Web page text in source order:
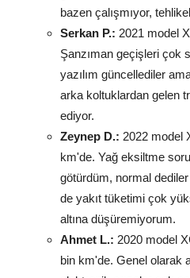
bazen çalışmıyor,
Serkan P.: 2021 model
Şanzıman geçişleri çok
yazılım güncellediler
arka koltuklardan gelen
ediyor.
Zeynep D.: 2022 model
km'de. Yağ eksiltme
götürdüm, normal
de yakıt tüketimi çok
altına düşüremiyorum.
Ahmet L.: 2020 model
bin km'de. Genel olarak